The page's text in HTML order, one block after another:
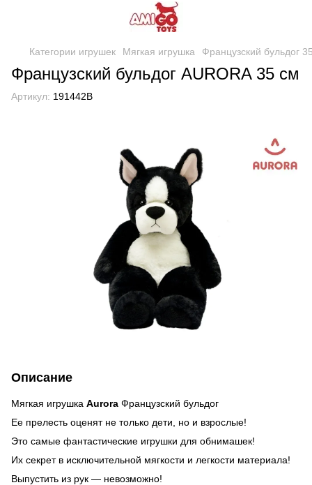
Категории игрушек Мягкая игрушка Французский бульдог
Французский бульдог AURORA 35 см
Артикул: 191442B
Описание
Мягкая игрушка Aurora Французский бульдог
Ее прелесть оценят не только дети, но и взрослые!
Это самые фантастические игрушки для обнимашек!
Их секрет в исключительной мягкости и легкости материала!
Выпустить из рук — невозможно!